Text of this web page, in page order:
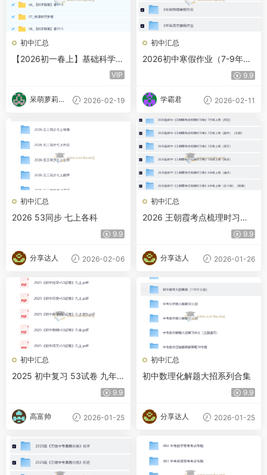
初中汇总
【2026初一春上】基础科学自
主学习·TY（二期）-陈肖宇VIP
呆萌萝莉甜
2026-02-19
初中汇总
2026初中寒假作业（7-9年级
9.9
学霸君 2026-02-11
初中汇总
2026 53同步 七上各科
9.9
分享达人 2026-02-06
初中汇总
2026 王朝霞考点梳理时习卷
9.9
分享达人 2026-01-26
初中汇总
2025 初中复习 53试卷 九年
9.9
高富帅 2026-01-25
初中汇总
初中数理化解题大招系列合集
9.9
分享达人 2026-01-25